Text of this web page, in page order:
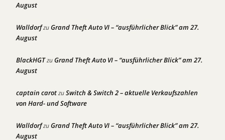
August
WalldorfzuGrand Theft Auto VI – “ausführlicher Blick” am 27.
August
BlackHGTzuGrand Theft Auto VI – “ausführlicher Blick” am 27.
August
captain carotzuSwitch & Switch 2 – aktuelle Verkaufszahlen
von Hard- und Software
WalldorfzuGrand Theft Auto VI – “ausführlicher Blick” am 27.
August